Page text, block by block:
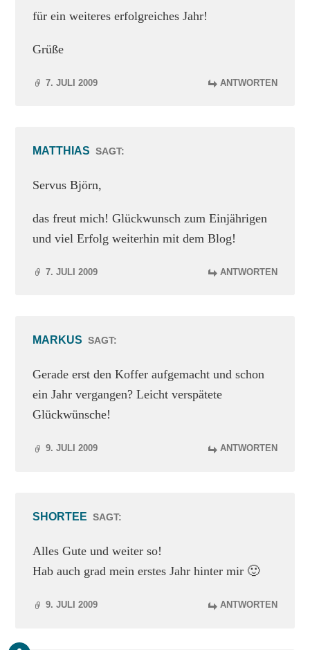
für ein weiteres erfolgreiches Jahr!
Grüße
7. JULI 2009 ANTWORTEN
MATTHIAS SAGT:
Servus Björn,
das freut mich! Glückwunsch zum Einjährigen
und viel Erfolg weiterhin mit dem Blog!
7. JULI 2009 ANTWORTEN
MARKUS SAGT:
Gerade erst den Koffer aufgemacht und schon
ein Jahr vergangen? Leicht verspätete
Glückwünsche!
9. JULI 2009 ANTWORTEN
SHORTEE SAGT:
Alles Gute und weiter so!
Hab auch grad mein erstes Jahr hinter mir 🙂
9. JULI 2009 ANTWORTEN